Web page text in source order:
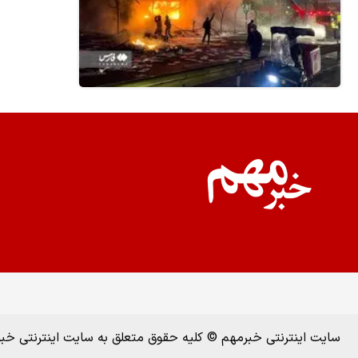
سایت اینترنتی خبرمهم © کلیه حقوق متعلق به سایت اینترنتی